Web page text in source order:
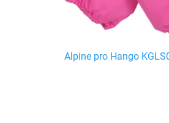
Alpine pro Hango